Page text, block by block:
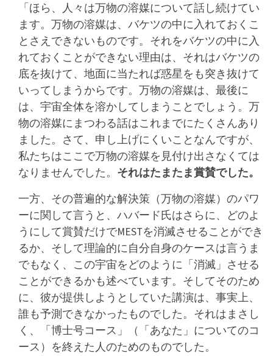
「ほら、人々は万物の溶媒について話し続けてい
ます。万物の溶媒は、バケツの中に入れておくこ
とさえできないものです。それをバケツの中に入
れておくことができない理由は、それはバケツの
底を抜けて、地面に当たれば惑星をも突き抜けて
いってしまうからです。万物の溶媒は、最後に
は、宇宙全体を溶かしてしまうことでしょう。万
物の溶媒にまつわる話はこれまでにたくさんあり
ました。さて、申し上げにくいことなんですが、
私たちはここで万物の溶媒を見付け出さなくては
なりませんでした。 それはたまたま賞賛でした。
一方、その普遍的な解決策（万物の溶媒）のパワ
ーに関して言うと、ハバード氏はさらに、どのよ
うにして賞賛だけでMESTを消滅させることができ
るか、そして理論的に自分自身のケースは言うま
でもなく、この宇宙をどのように「消滅」させる
ことができるかも述べています。 そしてそのため
に、彼が提供しようとしていた講演は、事実上、
誰も予測できなかったものでした。それはまさし
く、「博士号コース」（「あなた」についてのコ
ース）を終えた人のためのものでした。